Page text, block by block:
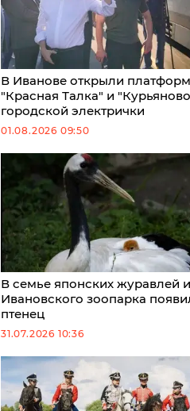
В Иванове открыли
"Красная Талка" и
городской электрички
01.08.2026 09:50
В семье японских журавлей
Ивановского зоопарка
птенец
31.07.2026 10:36